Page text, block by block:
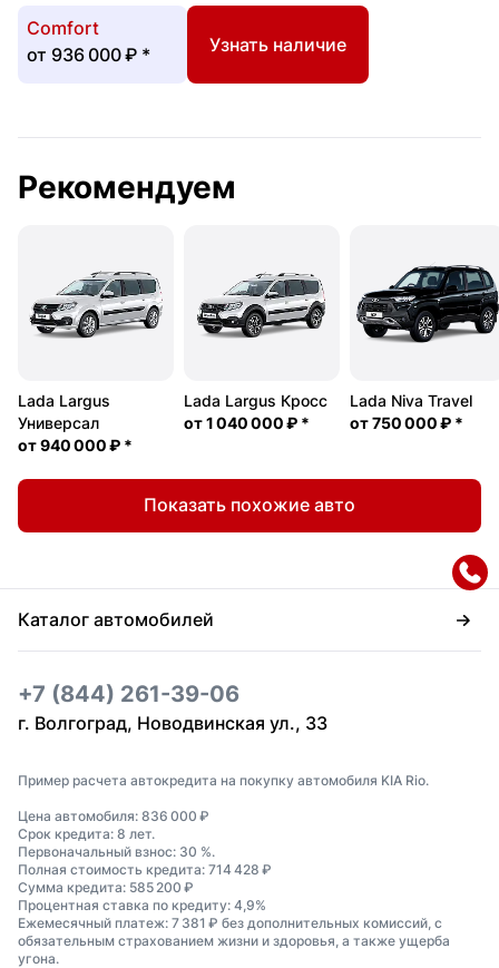
Comfort
от 936 000 ₽ * Узнать наличие
Рекомендуем
Lada Largus
Универсал
от940 000 ₽ *
Lada Largus Кросс
от1 040 000 ₽ *
Lada Niva Travel
от750 000 ₽ *
Показать похожие авто
Каталог автомобилей
+7 (844) 261-39-06
г. Волгоград, Новодвинская ул., 33
Пример расчета автокредита на покупку автомобиля KIA Rio.
Цена автомобиля: 836 000 ₽
Срок кредита: 8 лет.
Первоначальный взнос: 30 %.
Полная стоимость кредита: 714 428 ₽
Сумма кредита: 585 200 ₽
Процентная ставка по кредиту: 4,9%
Ежемесячный платеж: 7 381 ₽ без дополнительных комиссий, с
обязательным страхованием жизни и здоровья, а также ущерба
угона.